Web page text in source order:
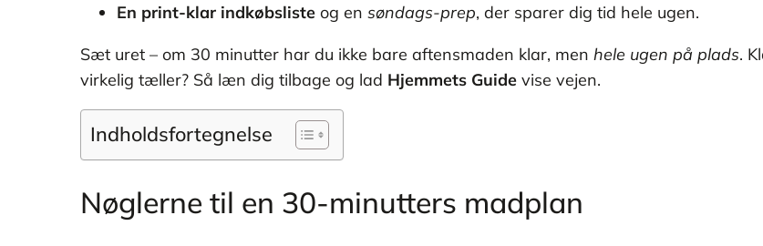
En print-klar indkøbslisteog en søndags-prep, der sparer dig tid hele ugen.
Sæt uret – om 30 minutter har du ikke bare aftensmaden klar, men hele ugen på plads.
virkelig tæller? Så læn dig tilbage og lad Hjemmets Guidevise vejen.
Indholdsfortegnelse
Nøglerne til en 30-minutters madplan